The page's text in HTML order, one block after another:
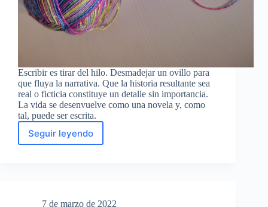
Escribir es tirar del hilo. Desmadejar un ovillo para
que fluya la narrativa. Que la historia resultante sea
real o ficticia constituye un detalle sin importancia.
La vida se desenvuelve como una novela y, como
tal, puede ser escrita.
Seguir leyendo
Tirar
7 de marzo de 2022